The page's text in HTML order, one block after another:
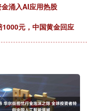
涌入AI应用热股
元，中国黄金回应